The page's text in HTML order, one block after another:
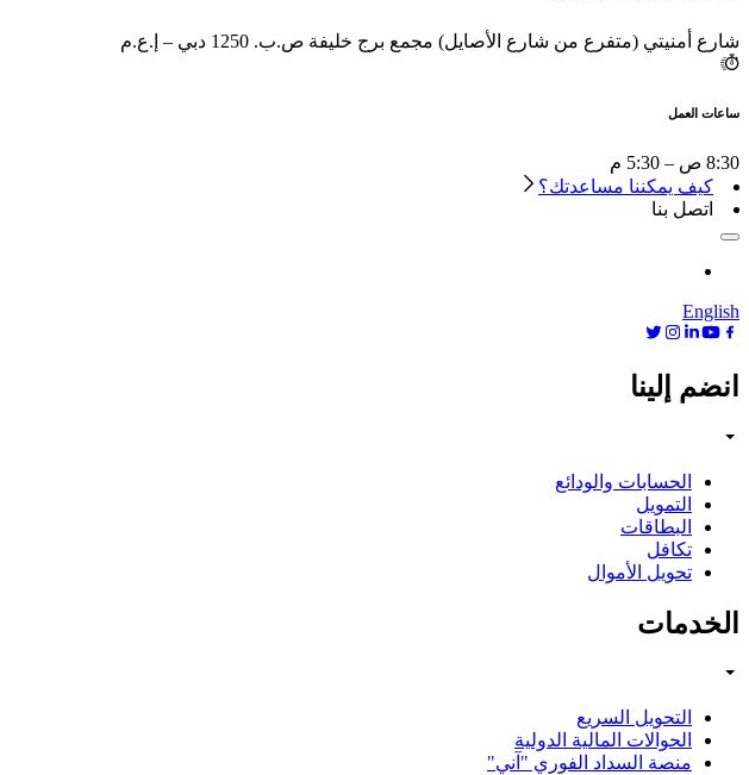
شارع أمنيتي (متفرع من شارع الأصايل) مجمع برج خليفة ص.ب. 1250 دبي – إ.ع.م
ساعات العمل
8:30 ص – 5:30 م
كيف يمكننا مساعدتك؟
اتصل بنا
English
انضم إلينا
الحسابات والودائع
التمويل
البطاقات
تكافل
تحويل الأموال
الخدمات
التحويل السريع
الحوالات المالية الدولية
منصة السداد الفوري "آني"